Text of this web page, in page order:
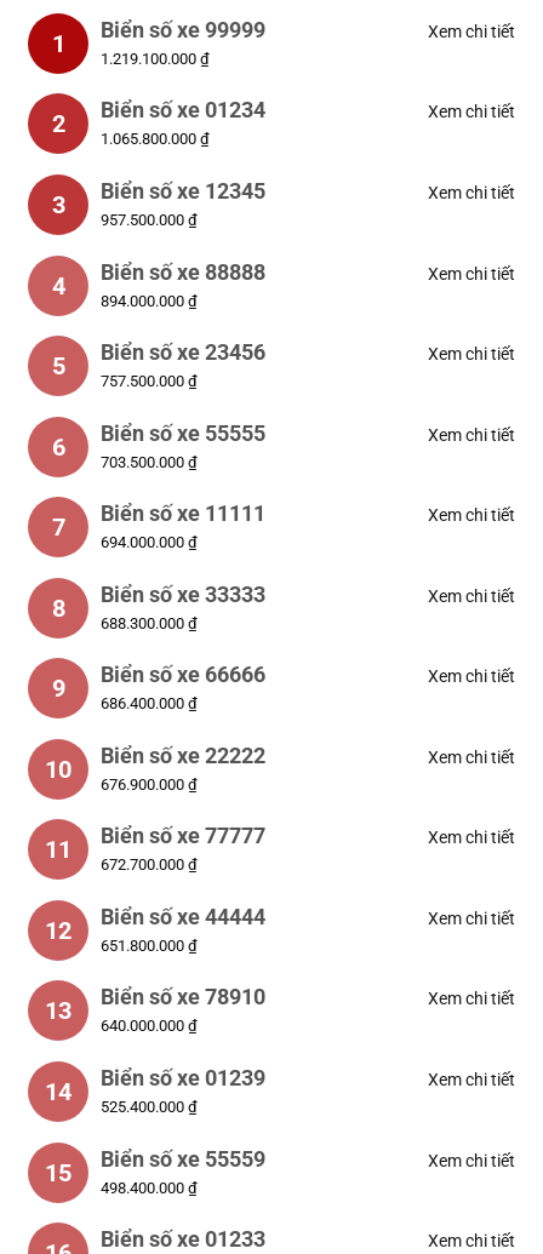
1 Biển số xe 99999
1.219.100.000 ₫
Xem chi tiết
2 Biển số xe 01234
1.065.800.000 ₫
Xem chi tiết
3 Biển số xe 12345
957.500.000 ₫
Xem chi tiết
4 Biển số xe 88888
894.000.000 ₫
Xem chi tiết
5 Biển số xe 23456
757.500.000 ₫
Xem chi tiết
6 Biển số xe 55555
703.500.000 ₫
Xem chi tiết
7 Biển số xe 11111
694.000.000 ₫
Xem chi tiết
8 Biển số xe 33333
688.300.000 ₫
Xem chi tiết
9 Biển số xe 66666
686.400.000 ₫
Xem chi tiết
10 Biển số xe 22222
676.900.000 ₫
Xem chi tiết
11 Biển số xe 77777
672.700.000 ₫
Xem chi tiết
12 Biển số xe 44444
651.800.000 ₫
Xem chi tiết
13 Biển số xe 78910
640.000.000 ₫
Xem chi tiết
14 Biển số xe 01239
525.400.000 ₫
Xem chi tiết
15 Biển số xe 55559
498.400.000 ₫
Xem chi tiết
Biển số xe 01233 Xem chi tiết